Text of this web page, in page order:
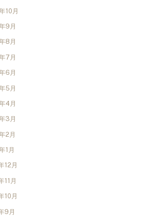
10月
9月
8月
7月
6月
5月
4月
3月
2月
1月
12月
11月
10月
9月